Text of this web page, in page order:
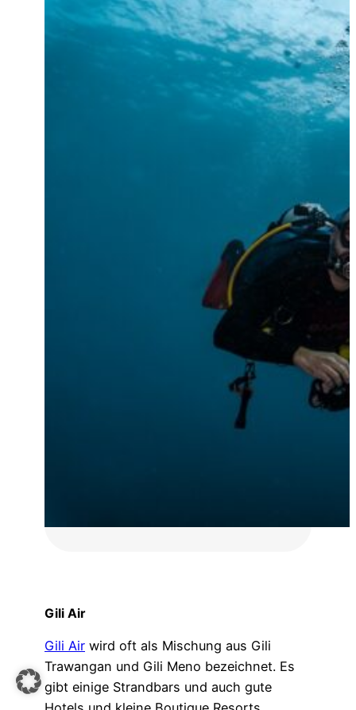
Gili Air
Gili Air wird oft als Mischung aus Gili
Trawangan und Gili Meno bezeichnet. Es
gibt einige Strandbars und auch gute